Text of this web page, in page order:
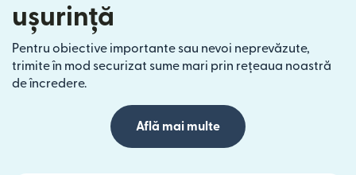
ușurință
Pentru obiective importante sau nevoi neprevăzute,
trimite în mod securizat sume mari prin rețeaua noastră
de încredere.
Află mai multe